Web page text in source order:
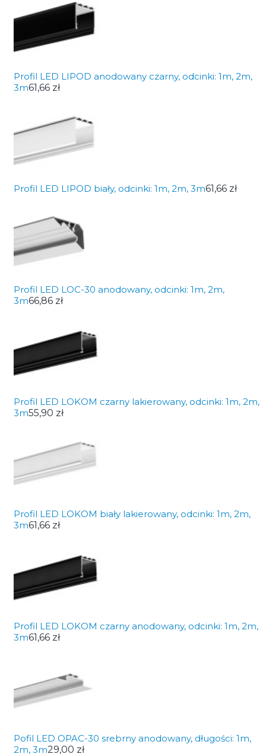
Profil LED LIPOD anodowany czarny, odcinki: 1m, 2m,
3m61,66 zł
Profil LED LIPOD biały, odcinki: 1m, 2m, 3m61,66 zł
Profil LED LOC-30 anodowany, odcinki: 1m, 2m,
3m66,86 zł
Profil LED LOKOM czarny lakierowany, odcinki: 1m, 2m,
3m55,90 zł
Profil LED LOKOM biały lakierowany, odcinki: 1m, 2m,
3m61,66 zł
Profil LED LOKOM czarny anodowany, odcinki: 1m, 2m,
3m61,66 zł
Pofil LED OPAC-30 srebrny anodowany, długości: 1m,
2m, 3m29,00 zł